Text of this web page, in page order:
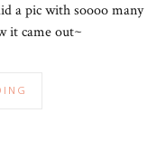
a pic with soooo many
it came out~